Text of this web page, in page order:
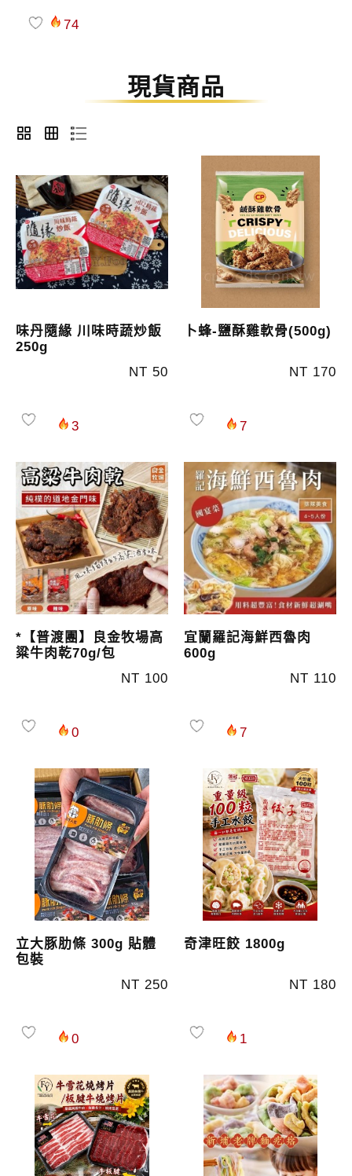
74
現貨商品
味丹隨緣 川味時蔬炒飯
250g
NT 50
3
卜蜂-鹽酥雞軟骨(500g)
NT 170
7
*【普渡團】良金牧場高
粱牛肉乾70g/包
NT 100
0
宜蘭羅記海鮮西魯肉
600g
NT 110
7
立大豚肋條 300g 貼體
包裝
NT 250
0
奇津旺餃 1800g
NT 180
1